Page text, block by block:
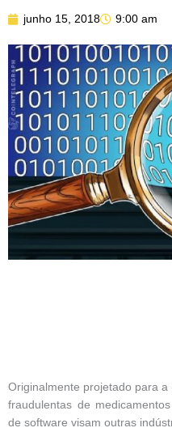
junho 15, 2018 9:00 am
Originalmente projetado para
fraudulentas de
de software visam outras